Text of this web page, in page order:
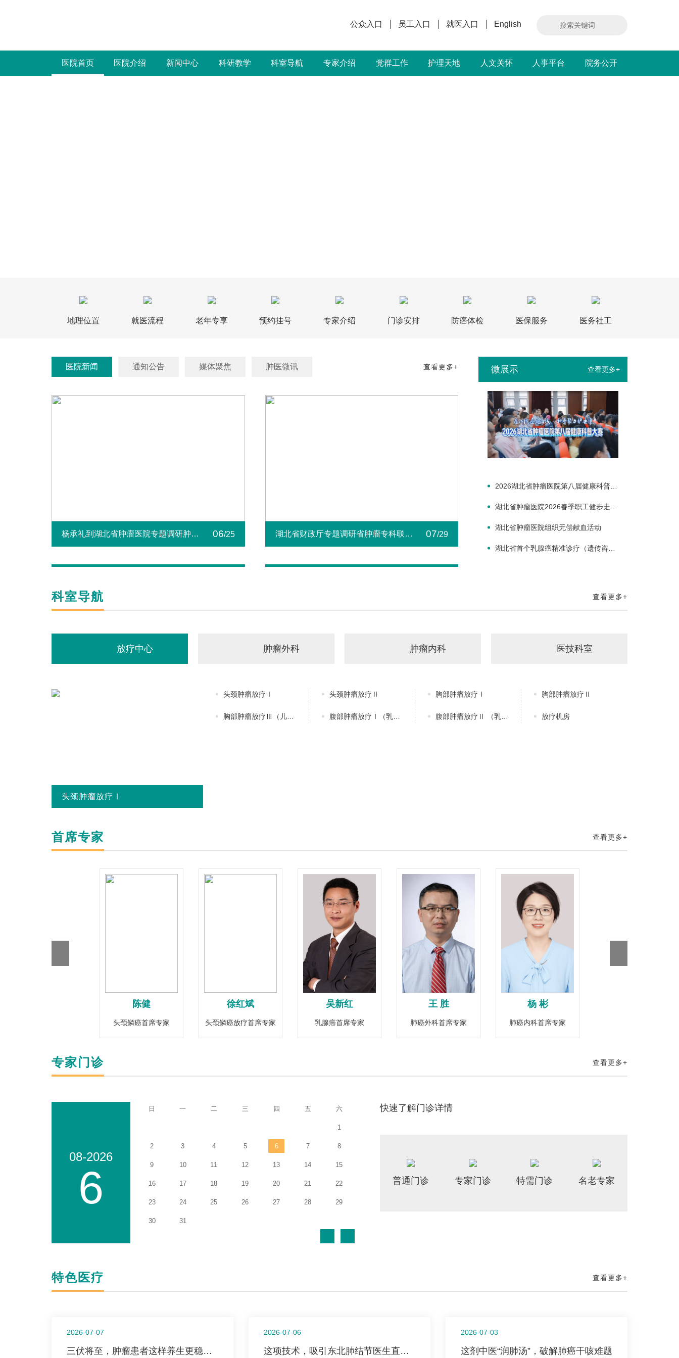
公众入口 员工入口 就医入口 English
医院首页 医院介绍 新闻中心 科研教学 科室导航 专家介绍 党群工作 护理天地 人文关怀 人事平台 院务公开
地理位置 就医流程 老年专享 预约挂号 专家介绍 门诊安排 防癌体检 医保服务 医务社工
医院新闻 通知公告 媒体聚焦 肿医微讯 查看更多+
杨承礼到湖北省肿瘤医院专题调研肿瘤 06/25 湖北省财政厅专题调研省肿瘤专科联盟 07/29
微展示 查看更多+
2026湖北省肿瘤医院第八届健康科普大
湖北省肿瘤医院2026春季职工健步走圆
湖北省肿瘤医院组织无偿献血活动
湖北省首个乳腺癌精准诊疗（遗传咨
科室导航 查看更多+
放疗中心 肿瘤外科 肿瘤内科 医技科室
头颈肿瘤放疗Ⅰ
头颈肿瘤放疗Ⅰ 头颈肿瘤放疗Ⅱ 胸部肿瘤放疗Ⅰ 胸部肿瘤放疗Ⅱ
胸部肿瘤放疗Ⅲ（儿童肿瘤） 腹部肿瘤放疗Ⅰ（乳腺癌、淋巴瘤） 腹部肿瘤放疗Ⅱ （乳腺癌、淋巴瘤） 放疗机房
首席专家 查看更多+
陈健
头颈鳞癌首席专家
徐红斌
头颈鳞癌放疗首席专家
吴新红
乳腺癌首席专家
王 胜
肺癌外科首席专家
杨 彬
肺癌内科首席专家
专家门诊 查看更多+
08-2026
6
日 一 二 三 四 五 六
1
2 3 4 5 6 7 8
9 10 11 12 13 14 15
16 17 18 19 20 21 22
23 24 25 26 27 28 29
30 31
快速了解门诊详情
普通门诊 专家门诊 特需门诊 名老专家
特色医疗 查看更多+
2026-07-07
三伏将至，肿瘤患者这样养生更稳
2026-07-06
这项技术，吸引东北肺结节医生直奔
2026-07-03
这剂中医“润肺汤”，破解肺癌干咳难题